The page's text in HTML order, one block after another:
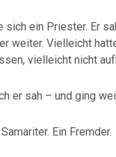
sich ein Priester. Er
weiter. Vielleicht
vielleicht nicht
er sah – und ging
Ein Fremder.